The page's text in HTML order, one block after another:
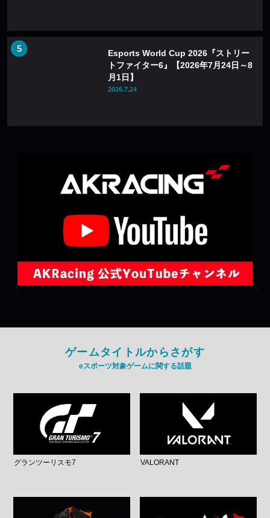
Esports World Cup 2026『ストリー
トファイター6』【2026年7月24日～8
月1日】
2026.7.24
ゲームタイトルからさがす
eスポーツ対象ゲームに関する話題
グランツーリスモ7 VALORANT